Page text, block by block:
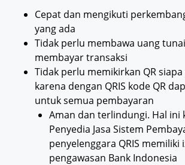
Cepat dan mengikuti
yang ada
Tidak perlu membawa uang
membayar transaksi
Tidak perlu memikirkan QR
karena dengan QRIS kode QR
untuk semua pembayaran
Aman dan terlindungi. Hal ini
Penyedia Jasa Sistem
penyelenggara QRIS memiliki
pengawasan Bank Indonesia